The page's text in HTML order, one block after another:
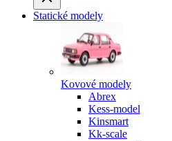
Statické modely
Kovové modely
Abrex
Kess-model
Kinsmart
Kk-scale